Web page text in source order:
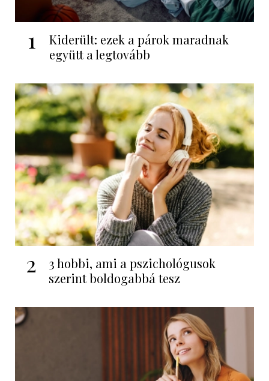
1
Kiderült: ezek a párok maradnak
együtt a legtovább
2
3 hobbi, ami a pszichológusok
szerint boldogabbá tesz